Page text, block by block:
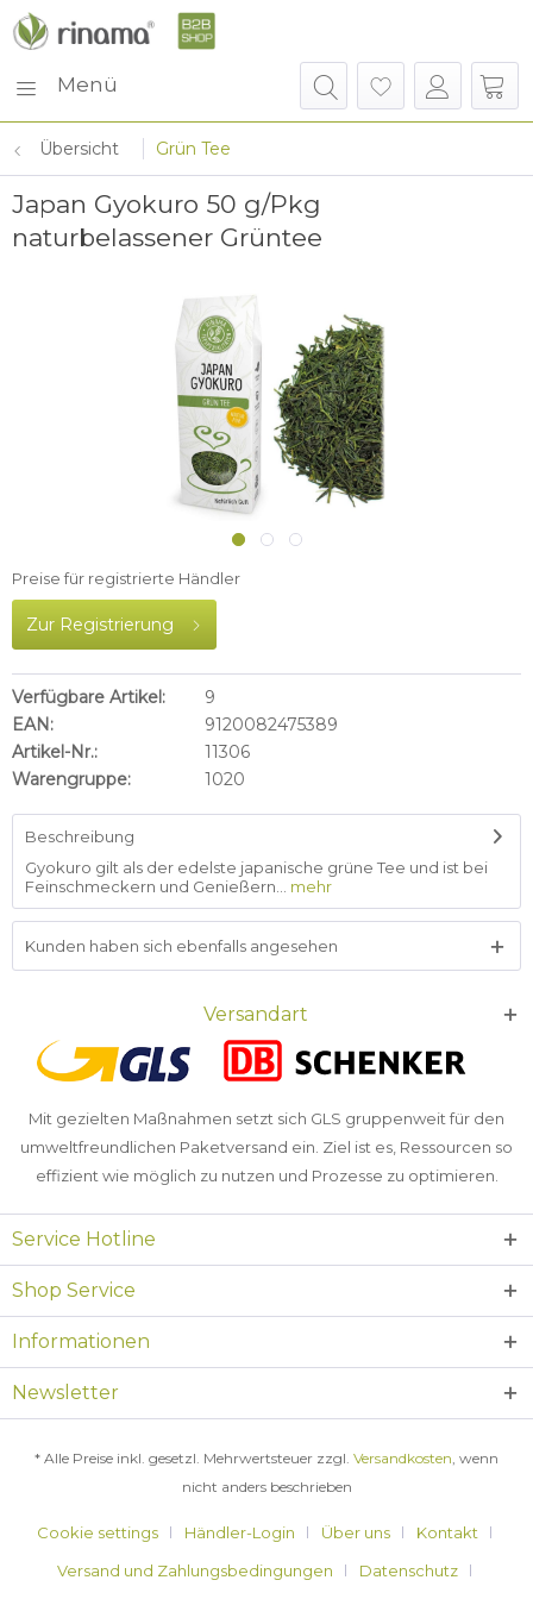
Menü
Übersicht Grün Tee
Japan Gyokuro 50 g/Pkg
naturbelassener Grüntee
Preise für registrierte Händler
Zur Registrierung
Verfügbare Artikel:
9
EAN:
9120082475389
Artikel-Nr.:
11306
Warengruppe:
1020
Beschreibung
Gyokuro gilt als der edelste japanische grüne Tee und ist bei
Feinschmeckern und Genießern...
mehr
Kunden haben sich ebenfalls angesehen
Versandart
Mit gezielten Maßnahmen setzt sich GLS gruppenweit für den
umweltfreundlichen Paketversand ein. Ziel ist es, Ressourcen so
effizient wie möglich zu nutzen und Prozesse zu optimieren.
Service Hotline
Shop Service
Informationen
Newsletter
* Alle Preise inkl. gesetzl. Mehrwertsteuer zzgl. Versandkosten, wenn
nicht anders beschrieben
Cookie settings Händler-Login Über uns
Kontakt
Versand und Zahlungsbedingungen
Datenschutz